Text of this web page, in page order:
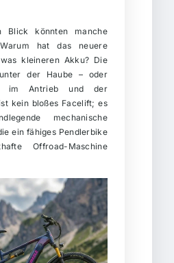
Blick könnten manche
hat das neuere
kleineren Akku? Die
der Haube – oder
im Antrieb und der
kein bloßes Facelift; es
mechanische
ein fähiges Pendlerbike
Offroad-Maschine